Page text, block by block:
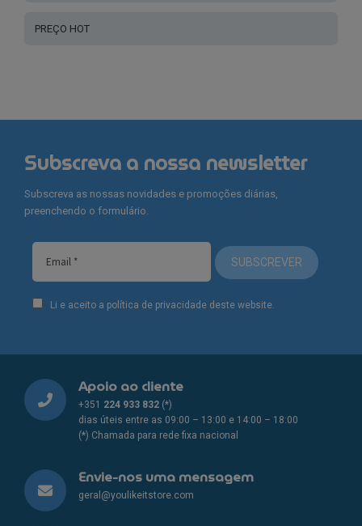
PREÇO HOT
Subscreva a nossa newsletter
Subscreva as nossas novidades e promoções diárias,
preenchendo o formulário.
SUBSCREVER
Li e aceito a política de privacidade deste website.
Apoio ao cliente
+351 224 933 832 (*)
dias úteis entre as 09:00 – 13:00 e 14:00 – 18:00
(*) Chamada para rede fixa nacional
Envie-nos uma mensagem
geral@youlikeitstore.com